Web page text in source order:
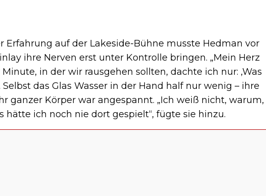
Erfahrung auf der Lakeside-Bühne musste Hedman vor
ihre Nerven erst unter Kontrolle bringen. „Mein Herz
in der wir rausgehen sollten, dachte ich nur: ‚Was
Selbst das Glas Wasser in der Hand half nur wenig – ihre
ganzer Körper war angespannt. „Ich weiß nicht, warum,
hätte ich noch nie dort gespielt“, fügte sie hinzu.